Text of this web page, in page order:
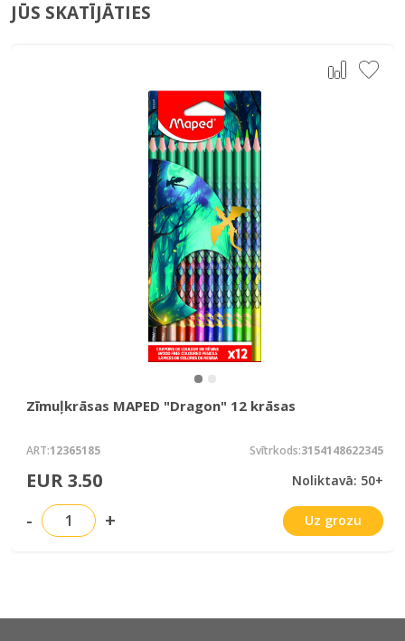
JŪS SKATĪJĀTIES
Zīmuļkrāsas MAPED "Dragon" 12 krāsas
ART:12365185 Svītrkods:3154148622345
EUR 3.50 Noliktavā: 50+
- + Uz grozu